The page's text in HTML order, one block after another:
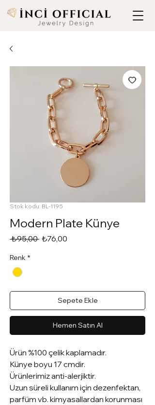
Stok kodu: BL-1195
Modern Plate Künye
₺95,00 Normal
₺76,00
Renk *
Sepete Ekle
Hemen Satın Al
Ürün %100 çelik kaplamadır.
Künye boyu 17 cmdir.
Ürünlerimiz anti-alerjiktir.
Uzun süreli kullanım için dezenfektan,
parfüm vb. kimyasallardan korunması